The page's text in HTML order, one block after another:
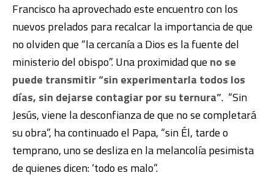
Francisco ha aprovechado este encuentro con los
nuevos prelados para recalcar la importancia de que
no olviden que “la cercanía a Dios es la fuente del
ministerio del obispo”. Una proximidad que no se
puede transmitir “sin experimentarla todos los
días, sin dejarse contagiar por su ternura”. “Sin
Jesús, viene la desconfianza de que no se completará
su obra”, ha continuado el Papa, “sin Él, tarde o
temprano, uno se desliza en la melancolía pesimista
de quienes dicen: ‘todo es malo”.